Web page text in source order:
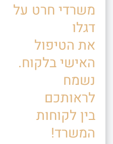
משרדי חרט על
דגלו
את הטיפול
האישי בלקוח.
נשמח
לראותכם
בין לקוחות
המשרד!